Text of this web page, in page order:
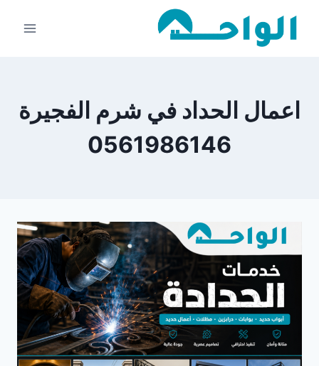
اعمال الحداد في شرم الفجيرة
0561986146